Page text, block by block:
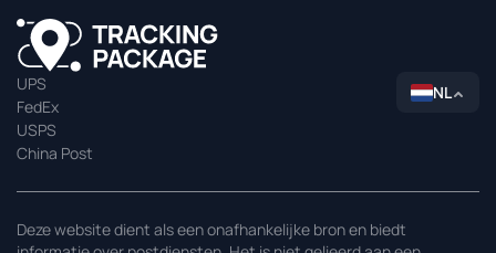
UPS
FedEx
USPS
China Post
NL
Deze website dient als een onafhankelijke bron en biedt